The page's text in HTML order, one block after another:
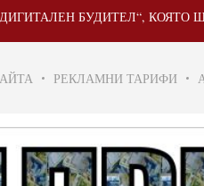
БУДИТЕЛ“, КОЯТО ЩЕ СЕ
РЕКЛАМНИ ТАРИФИ